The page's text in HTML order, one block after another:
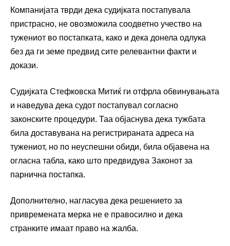
Компанијата тврди дека судијката постапувала
пристрасно, не овозможила соодветно учество на
тужениот во постапката, како и дека донела одлука
без да ги земе предвид сите релевантни факти и
докази.
Судијката Стефковска Митиќ ги отфрла обвинувањата
и наведува дека судот постапувал согласно
законските процедури. Таа објаснува дека тужбата
била доставувана на регистрираната адреса на
тужениот, но по неуспешни обиди, била објавена на
огласна табла, како што предвидува Законот за
парнична постапка.
Дополнително, нагласува дека решението за
привремената мерка не е правосилно и дека
странките имаат право на жалба.